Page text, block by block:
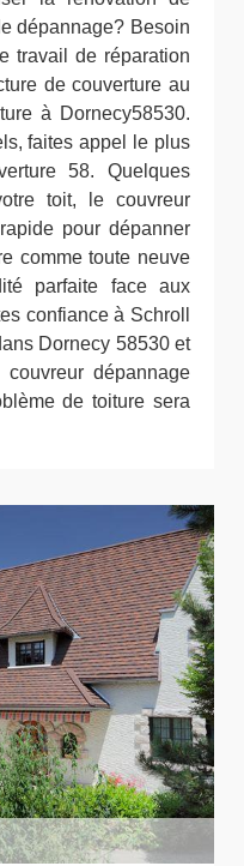
dépannage? Besoin
travail de réparation
de couverture au
à Dornecy58530.
faites appel le plus
58. Quelques
toit, le couvreur
pour dépanner
comme toute neuve
parfaite face aux
confiance à Schroll
Dornecy 58530 et
dépannage
de toiture sera